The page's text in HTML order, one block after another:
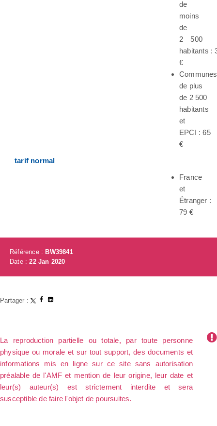
de
moins
de
2 500
habitants :
€
Communes
de plus
de 2 500
habitants
et
EPCI : 65
€
tarif normal
France
et
Étranger :
79 €
Référence : BW39841
Date :22 Jan 2020
Partager :
La reproduction partielle ou totale, par toute personne
physique ou morale et sur tout support, des documents et
informations mis en ligne sur ce site sans autorisation
préalable de l'AMF et mention de leur origine, leur date et
leur(s) auteur(s) est strictement interdite et sera
susceptible de faire l'objet de poursuites.